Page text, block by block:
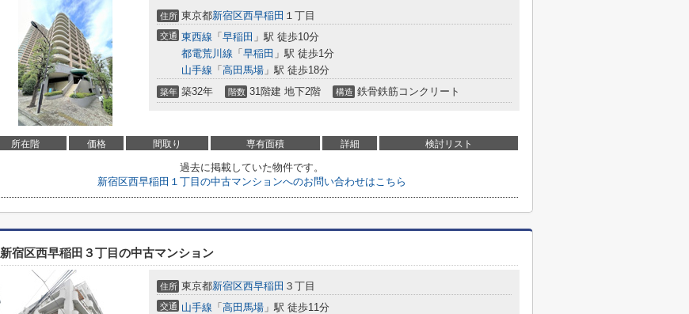
住所 東京都新宿区西早稲田 １丁目
交通 東西線 「 早稲田 」駅 徒歩10分
都電荒川線 「 早稲田 」駅 徒歩1分
山手線 「 高田馬場 」駅 徒歩18分
築年 築32年 階数 31階建 地下2階 構造 鉄骨鉄筋コンクリート
所在階 価格 間取り 専有面積 詳細 検討リスト
過去に掲載していた物件です。
新宿区西早稲田１丁目の中古マンションへのお問い合わせはこちら
新宿区西早稲田３丁目の中古マンション
住所 東京都新宿区西早稲田 ３丁目
交通 山手線 「 高田馬場 」駅 徒歩11分